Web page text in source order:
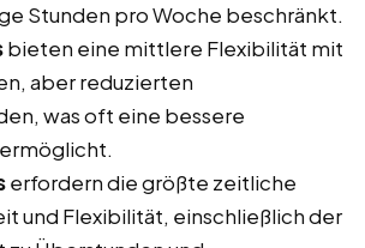
Stunden pro Woche beschränkt.
bieten eine mittlere Flexibilität mit
aber reduzierten
was oft eine bessere
erfordern die größte zeitliche
und Flexibilität, einschließlich der